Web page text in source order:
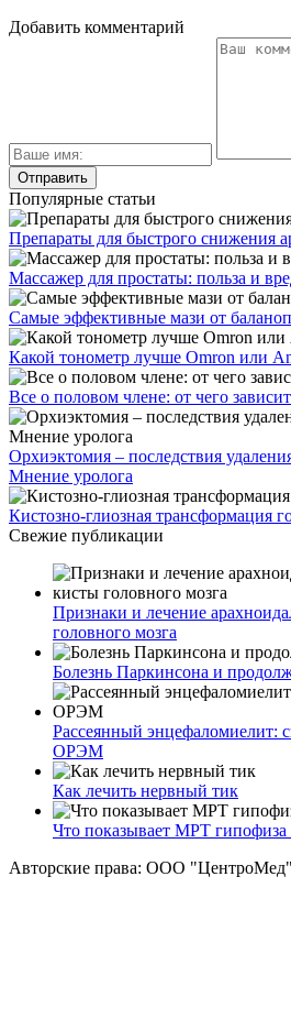
Добавить комментарий
Популярные статьи
Препараты для быстрого снижения
Массажер для простаты: польза и
Самые эффективные мази от
Какой тонометр лучше Omron или
Все о половом члене: от чего
Орхиэктомия – последствия
Мнение уролога
Кистозно-глиозная трансформация
Свежие публикации
Признаки и лечение
головного мозга
Болезнь Паркинсона и
Рассеянный энцефаломиелит:
ОРЭМ
Как лечить нервный тик
Что показывает МРТ гипофиза
Авторские права: ООО